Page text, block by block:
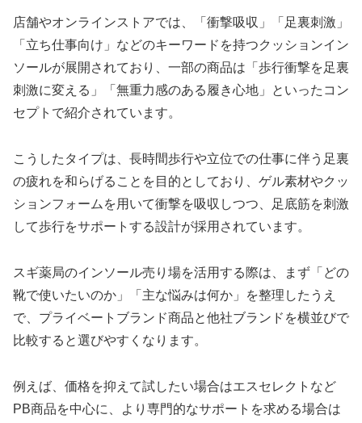
店舗やオンラインストアでは、「衝撃吸収」「足裏刺激」
「立ち仕事向け」などのキーワードを持つクッションイン
ソールが展開されており、一部の商品は「歩行衝撃を足裏
刺激に変える」「無重力感のある履き心地」といったコン
セプトで紹介されています。
こうしたタイプは、長時間歩行や立位での仕事に伴う足裏
の疲れを和らげることを目的としており、ゲル素材やクッ
ションフォームを用いて衝撃を吸収しつつ、足底筋を刺激
して歩行をサポートする設計が採用されています。
スギ薬局のインソール売り場を活用する際は、まず「どの
靴で使いたいのか」「主な悩みは何か」を整理したうえ
で、プライベートブランド商品と他社ブランドを横並びで
比較すると選びやすくなります。
例えば、価格を抑えて試したい場合はエスセレクトなど
PB商品を中心に、より専門的なサポートを求める場合は